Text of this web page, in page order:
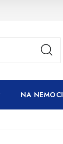
NA NEMOCI